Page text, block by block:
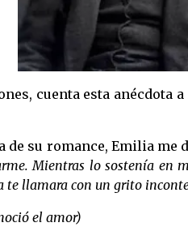
cuenta esta anécdota
su romance, Emilia me
Mientras lo sostenía en
te llamara con un grito
el amor)